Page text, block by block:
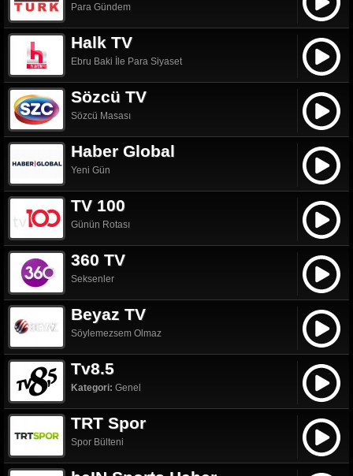
Para Gündem
Halk TV
Ebru Baki İle Para Siyaset
Sözcü TV
Sözcü Masası
Haber Global
Yeni Gün
TV 100
Günün Rotası
360 TV
Seksenler
Beyaz TV
Söylemezsem Olmaz
Tv8.5
Kategori: Genel
TRT Spor
Spor Bülteni